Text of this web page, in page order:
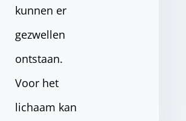
kunnen er
gezwellen
ontstaan.
Voor het
lichaam kan